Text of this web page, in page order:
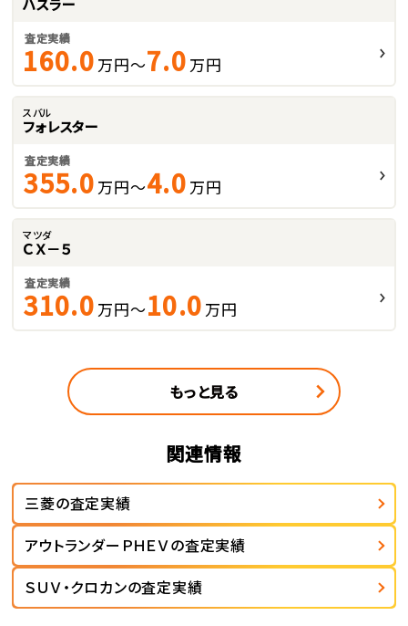
査定実績
160.0 万円～7.0 万円
スバル
フォレスター
査定実績
355.0 万円～4.0 万円
マツダ
ＣＸ－５
査定実績
310.0 万円～10.0 万円
もっと見る
関連情報
三菱の査定実績
アウトランダーＰＨＥＶの査定実績
ＳＵＶ・クロカンの査定実績